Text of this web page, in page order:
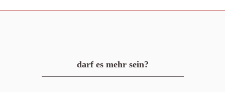
darf es mehr sein?